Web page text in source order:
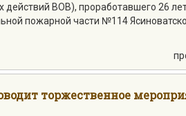
действий ВОВ), проработавшего 26
пожарной части №114
торжественное